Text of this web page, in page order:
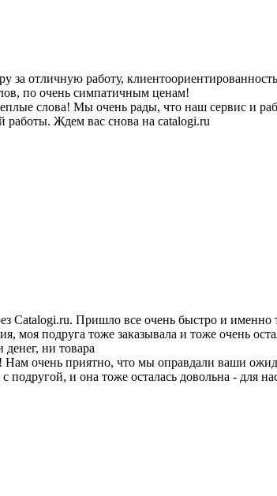
за отличную работу,
по очень симпатичным ценам!
слова! Мы очень рады, что наш сервис и
работы. Ждем вас снова на catalogi.ru
Catalogi.ru. Пришло все очень быстро и
моя подруга тоже заказывала и тоже очень
ни товара
Нам очень приятно, что мы оправдали ваши
подругой, и она тоже осталась довольна - для